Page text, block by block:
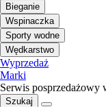
Bieganie
Wspinaczka
Sporty wodne
Wędkarstwo
Wyprzedaż
Marki
Serwis posprzedażowy
Szukaj